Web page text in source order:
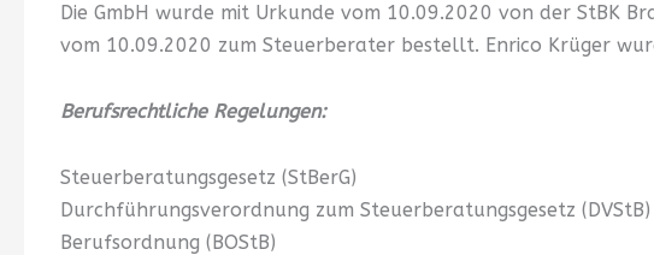
Die GmbH wurde mit Urkunde vom 10.09.2020 von der StBK
vom 10.09.2020 zum Steuerberater bestellt. Enrico Krüger
Berufsrechtliche Regelungen:
Steuerberatungsgesetz (StBerG)
Durchführungsverordnung zum Steuerberatungsgesetz (DVStB)
Berufsordnung (BOStB)